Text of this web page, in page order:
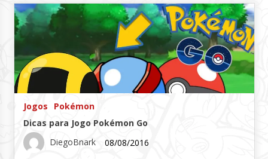
Jogos
Pokémon
Dicas para Jogo Pokémon Go
DiegoBnark
08/08/2016